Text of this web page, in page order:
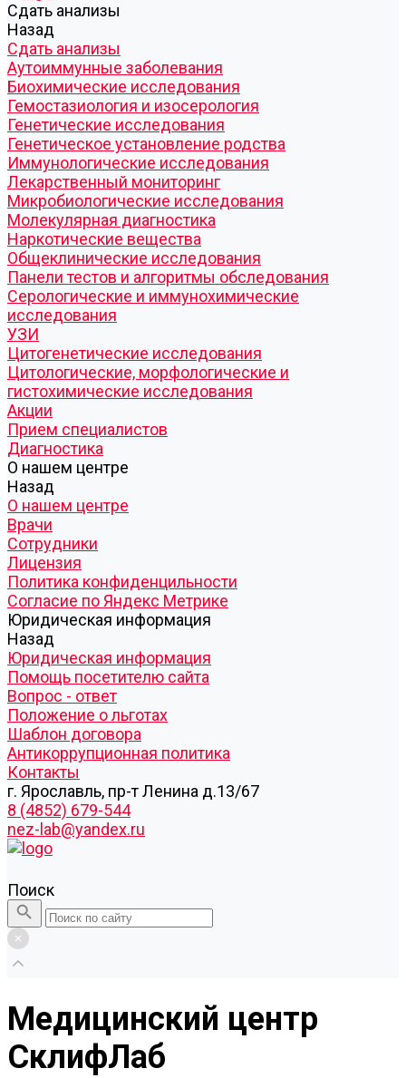
Cдать анализы
Назад
Cдать анализы
Аутоиммунные заболевания
Биохимические исследования
Гемостазиология и изосерология
Генетические исследования
Генетическое установление родства
Иммунологические исследования
Лекарственный мониторинг
Микробиологические исследования
Молекулярная диагностика
Наркотические вещества
Общеклинические исследования
Панели тестов и алгоритмы обследования
Серологические и иммунохимические
исследования
УЗИ
Цитогенетические исследования
Цитологические, морфологические и
гистохимические исследования
Акции
Прием специалистов
Диагностика
О нашем центре
Назад
О нашем центре
Врачи
Сотрудники
Лицензия
Политика конфиденцильности
Согласие по Яндекс Метрике
Юридическая информация
Назад
Юридическая информация
Помощь посетителю сайта
Вопрос - ответ
Положение о льготах
Шаблон договора
Антикоррупционная политика
Контакты
г. Ярославль, пр-т Ленина д.13/67
8 (4852) 679-544
nez-lab@yandex.ru
Поиск
Медицинский центр
СклифЛаб